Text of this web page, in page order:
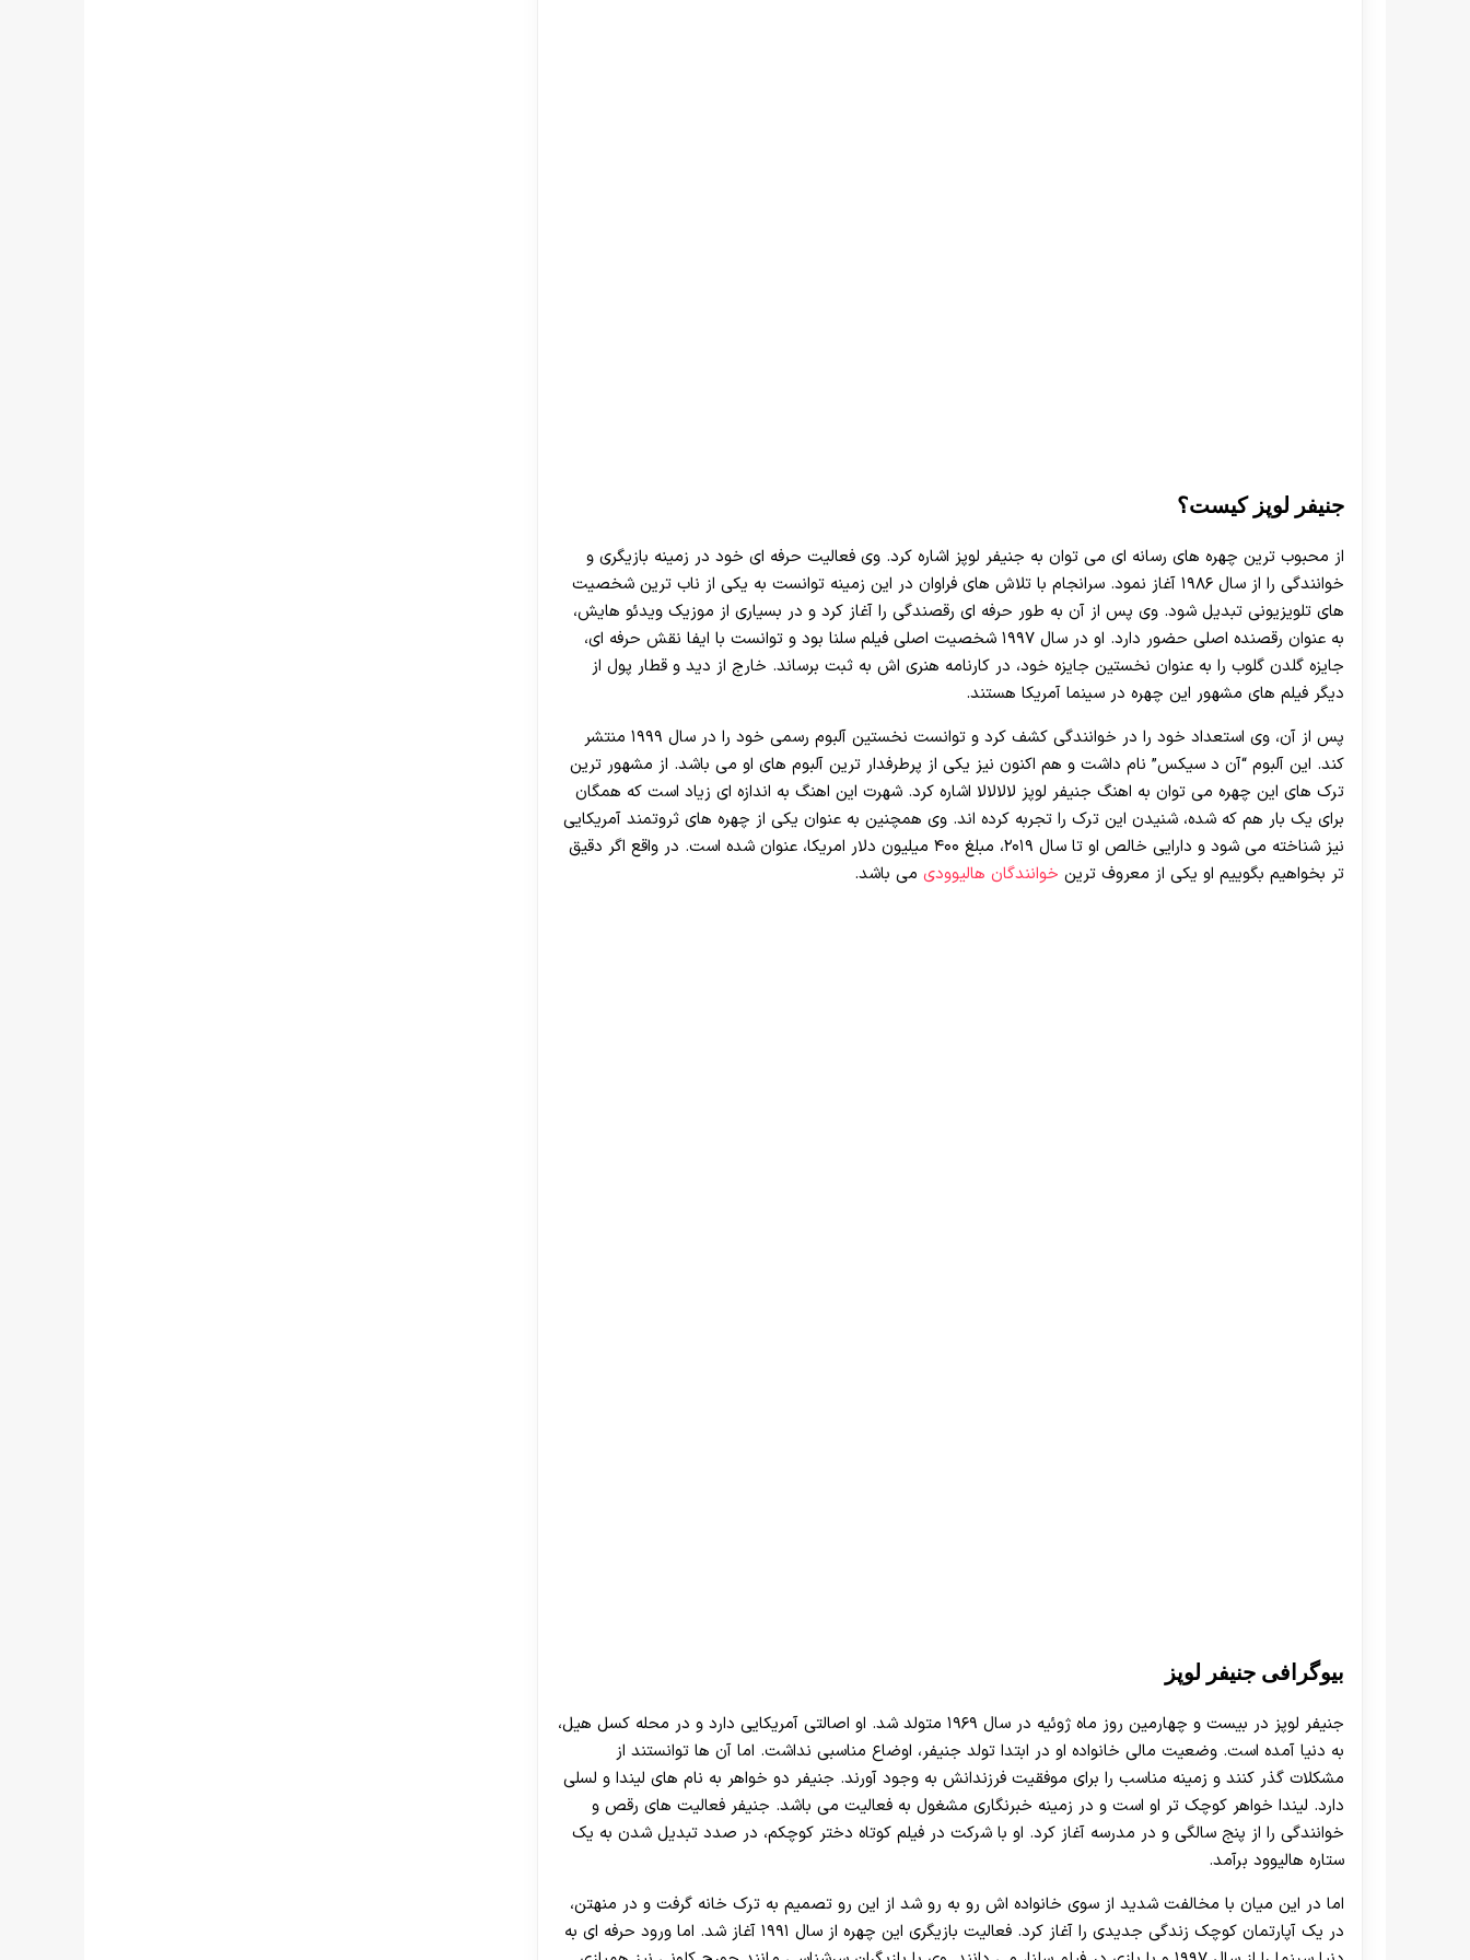
جنیفر لوپز کیست؟
از محبوب ترین چهره های رسانه ای می توان به جنیفر لوپز اشاره کرد. وی فعالیت حرفه ای خود در زمینه بازیگری و
خوانندگی را از سال ۱۹۸۶ آغاز نمود. سرانجام با تلاش های فراوان در این زمینه توانست به یکی از ناب ترین شخصیت
های تلویزیونی تبدیل شود. وی پس از آن به طور حرفه ای رقصندگی را آغاز کرد و در بسیاری از موزیک ویدئو هایش،
به عنوان رقصنده اصلی حضور دارد. او در سال ۱۹۹۷ شخصیت اصلی فیلم سلنا بود و توانست با ایفا نقش حرفه ای،
جایزه گلدن گلوب را به عنوان نخستین جایزه خود، در کارنامه هنری اش به ثبت برساند. خارج از دید و قطار پول از
دیگر فیلم های مشهور این چهره در سینما آمریکا هستند.
پس از آن، وی استعداد خود را در خوانندگی کشف کرد و توانست نخستین آلبوم رسمی خود را در سال ۱۹۹۹ منتشر
کند. این آلبوم “آن د سیکس” نام داشت و هم اکنون نیز یکی از پرطرفدار ترین آلبوم های او می باشد. از مشهور ترین
ترک های این چهره می توان به اهنگ جنیفر لوپز لالالالا اشاره کرد. شهرت این اهنگ به اندازه ای زیاد است که همگان
برای یک بار هم که شده، شنیدن این ترک را تجربه کرده اند. وی همچنین به عنوان یکی از چهره های ثروتمند آمریکایی
نیز شناخته می شود و دارایی خالص او تا سال ۲۰۱۹، مبلغ ۴۰۰ میلیون دلار امریکا، عنوان شده است. در واقع اگر دقیق
تر بخواهیم بگوییم او یکی از معروف ترین خوانندگان هالیوودی می باشد.
بیوگرافی جنیفر لوپز
جنیفر لوپز در بیست و چهارمین روز ماه ژوئیه در سال ۱۹۶۹ متولد شد. او اصالتی آمریکایی دارد و در محله کسل هیل،
به دنیا آمده است. وضعیت مالی خانواده او در ابتدا تولد جنیفر، اوضاع مناسبی نداشت. اما آن ها توانستند از
مشکلات گذر کنند و زمینه مناسب را برای موفقیت فرزندانش به وجود آورند. جنیفر دو خواهر به نام های لیندا و لسلی
دارد. لیندا خواهر کوچک تر او است و در زمینه خبرنگاری مشغول به فعالیت می باشد. جنیفر فعالیت های رقص و
خوانندگی را از پنج سالگی و در مدرسه آغاز کرد. او با شرکت در فیلم کوتاه دختر کوچکم، در صدد تبدیل شدن به یک
ستاره هالیوود برآمد.
اما در این میان با مخالفت شدید از سوی خانواده اش رو به رو شد‌ از این رو تصمیم به ترک خانه گرفت و در منهتن،
در یک آپارتمان کوچک زندگی جدیدی را آغاز کرد. فعالیت بازیگری این چهره از سال ۱۹۹۱ آغاز شد. اما ورود حرفه ای به